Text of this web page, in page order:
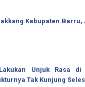
Kabupaten.Barru,
Unjuk Rasa
Tak Kunjung